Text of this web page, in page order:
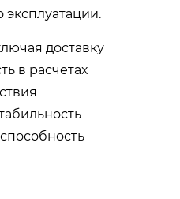
доставку
в расчетах